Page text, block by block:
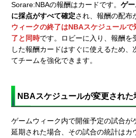
Sorare:NBAの報酬はカードです。ゲ
に採点がすべて確定され、報酬の配布
ウィークの終了はNBAスケジュール
了と同時です。ロビーに入り、報酬を
した報酬カードはすぐに使えるため、
てチームを強化できます。
NBAスケジュールが変更された
ゲームウィーク内で開催予定の試合が
延期された場合、その試合の統計はカ